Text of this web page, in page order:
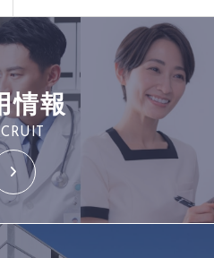
情報